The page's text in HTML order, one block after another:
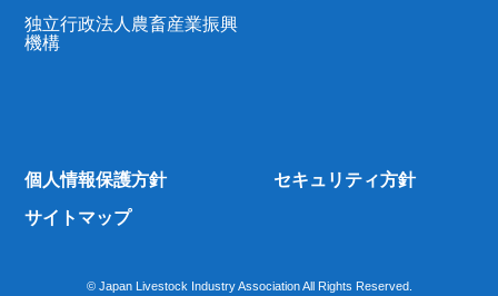
独立行政法人農畜産業振興
機構
個人情報保護方針 セキュリティ方針
サイトマップ
© Japan Livestock Industry Association All Rights Reserved.